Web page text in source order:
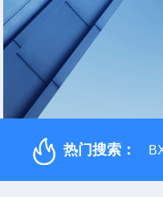
热门搜索：